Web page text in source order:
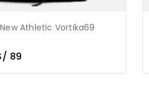
Athletic Vortika69
89